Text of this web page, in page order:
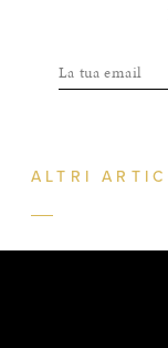
La tua email
ALTRI